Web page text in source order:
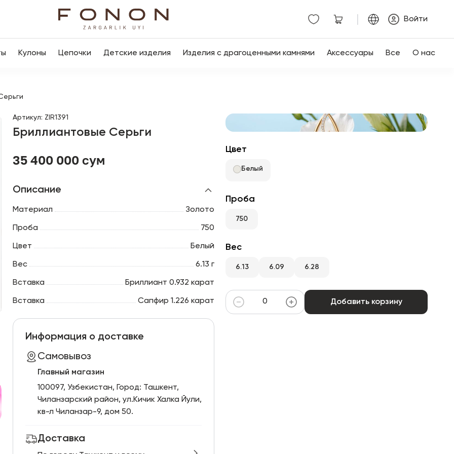
Войти
Кулоны Цепочки Детские изделия Изделия с драгоценными камнями Аксессуары Все О нас
Артикул: ZIR1391
Бриллиантовые Серьги
35 400 000 сум
Описание
Материал Золото
Проба 750
Цвет Белый
Вес 6.13 г
Вставка Бриллиант 0.932 карат
Вставка Сапфир 1.226 карат
Информация о доставке
Самовывоз
Главный магазин
100097, Узбекистан, Город: Ташкент,
Чиланзарский pайон, ул.Кичик Халка Йули,
кв-л Чиланзар-9, дом 50.
Доставка
Цвет
Белый
Проба
750
Вес
6.13 6.09 6.28
Добавить корзину